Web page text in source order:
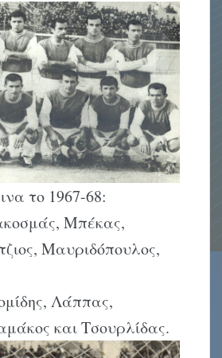
το 1967-68:
Μπέκας,
Μαυριδόπουλος,
Λάππας,
και Τσουρλίδας.